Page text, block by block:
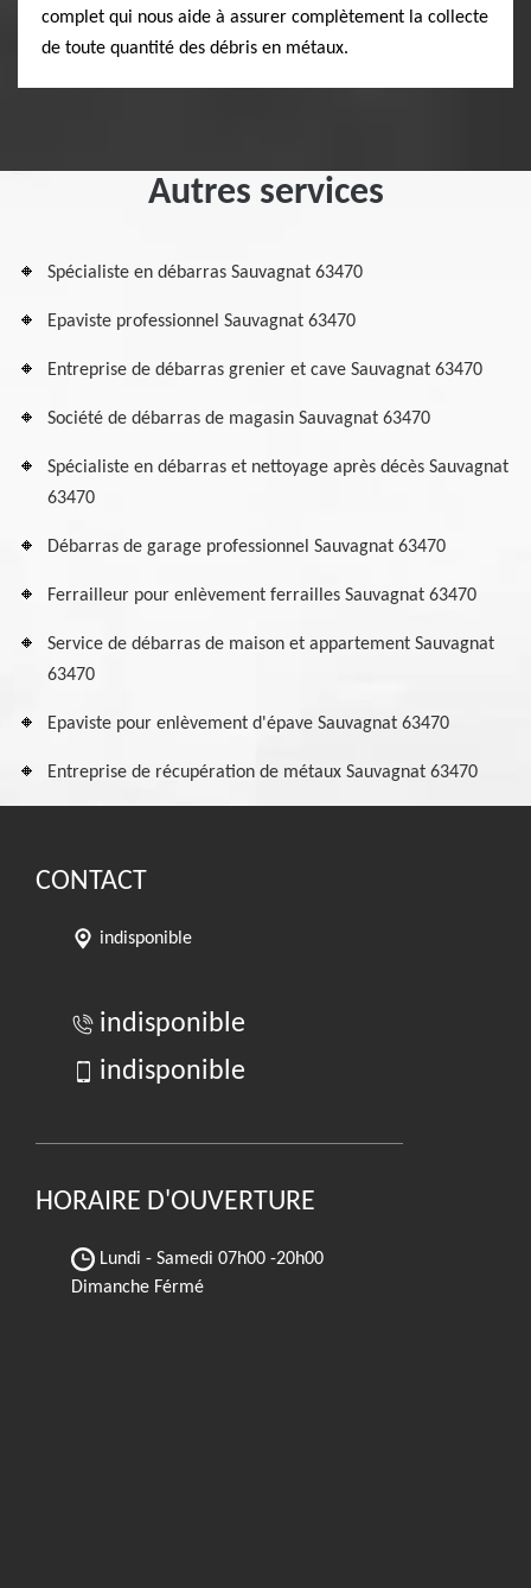
complet qui nous aide à assurer complètement la collecte
de toute quantité des débris en métaux.
Autres services
Spécialiste en débarras Sauvagnat 63470
Epaviste professionnel Sauvagnat 63470
Entreprise de débarras grenier et cave Sauvagnat 63470
Société de débarras de magasin Sauvagnat 63470
Spécialiste en débarras et nettoyage après décès Sauvagnat
63470
Débarras de garage professionnel Sauvagnat 63470
Ferrailleur pour enlèvement ferrailles Sauvagnat 63470
Service de débarras de maison et appartement Sauvagnat
63470
Epaviste pour enlèvement d'épave Sauvagnat 63470
Entreprise de récupération de métaux Sauvagnat 63470
CONTACT
indisponible
indisponible
indisponible
HORAIRE D'OUVERTURE
Lundi - Samedi 07h00 -20h00
Dimanche Férmé